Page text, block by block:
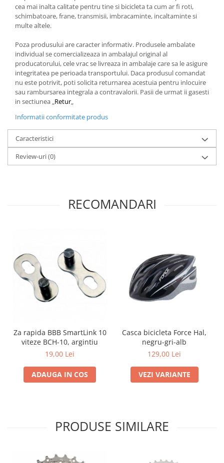
cea mai inalta calitate pentru tine si bicicleta ta cum ar fi roti,
schimbatoare, frane, transmisii, imbracaminte, incaltaminte si
multe altele.
Poza produsului are caracter informativ. Produsele ambalate
individual se comercializeaza in ambalajul original al
producatorului, cele vrac se livreaza in ambalaje care sa le asigure
integritatea pe perioada transportului. Daca produsul comandat
nu este potrivit, poti solicita returnarea acestuia pentru inlocuire
sau rambursarea integrala a contravalorii. Pasii de urmat ii gasesti
in sectiunea „Retur„
Informatii conformitate produs
Caracteristici
Review-uri(0)
RECOMANDARI
Za rapida BBB SmartLink 10
viteze BCH-10, argintiu
19,00 Lei
ADAUGA IN COS
Casca bicicleta Force Hal,
negru-gri-alb
129,00 Lei
VEZI VARIANTE
PRODUSE SIMILARE